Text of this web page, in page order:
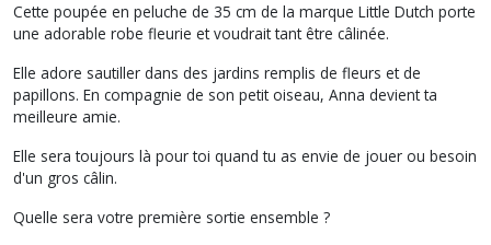
Cette poupée en peluche de 35 cm de la marque Little Dutch porte
une adorable robe fleurie et voudrait tant être câlinée.
Elle adore sautiller dans des jardins remplis de fleurs et de
papillons. En compagnie de son petit oiseau, Anna devient ta
meilleure amie.
Elle sera toujours là pour toi quand tu as envie de jouer ou besoin
d'un gros câlin.
Quelle sera votre première sortie ensemble ?